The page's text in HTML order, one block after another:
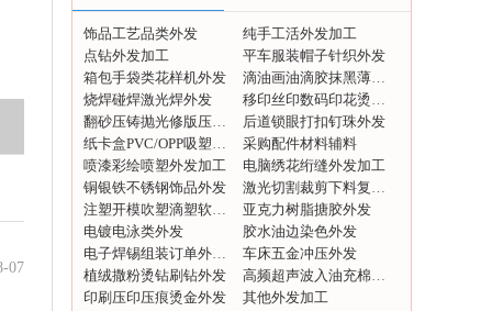
07
型数码印花电脑绣花激光切割
义乌超大门福激光切割专业切割衣服毛料，
网激光切割，无纺布，绣花，格利特，布料，
毛绒，印
专业承接各种面料加工衣服毛绒玩具毛毯香
包激光切割UV复合。
饰品工艺品类外发
纯手工活外发加工
点钻外发加工
平车服装帽子针织外发
箱包手袋类花样机外发
滴油画油滴胶抹黑薄图外发
烧焊碰焊激光焊外发
移印丝印数码印花烫画外发
翻砂压铸抛光修版压模外发
后道锁眼打扣钉珠外发
纸卡盒PVC/OPP吸塑包装外发
采购配件材料辅料
喷漆彩绘喷塑外发加工
电脑绣花绗缝外发加工
铜银铁不锈钢饰品外发
激光切割裁剪下料复合打标
注塑开模吹塑滴塑软胶外发
亚克力树脂搪胶外发
电镀电泳类外发
胶水油边染色外发
电子焊锡组装订单外发加工
车床五金冲压外发
植绒撒粉烫钻刷钻外发
高频超声波入油充棉外发
印刷压印压痕烫金外发
其他外发加工